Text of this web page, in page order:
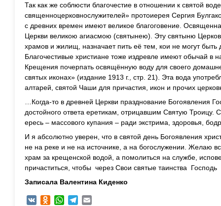
Так как же соблюсти благочестие в отношении к святой
священноцерковнослужителей» протоиерея Сергия
с древних времен имеют великое благоговение.
Церкви великою агиасмою (святынею). Эту святыню
храмов и жилищ, назначает пить её тем, кои не могут
Благочестивые христиане тоже издревле имеют обычай в
Крещения почерпать освящённую воду для своего
святых иконах» (издание 1913 г., стр. 21). Эта вода
алтарей, святой Чаши для причастия, икон и прочих
…Когда-то в древней Церкви празднование Богоявления
достойного ответа еретикам, отрицавшим Святую Троицу.
ересь – массового купания – ради экстрима, здоровья,
И я абсолютно уверен, что в святой день Богоявления
не на реке и не на источнике, а на богослужении. Желаю
храм за крещенской водой, а помолиться на службе,
причаститься, чтобы через Свои святые таинства
Записала Валентина Киденко
VK Odnoklassniki
WhatsAppTelegram